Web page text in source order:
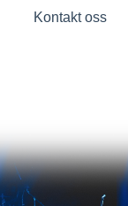
Kontakt oss